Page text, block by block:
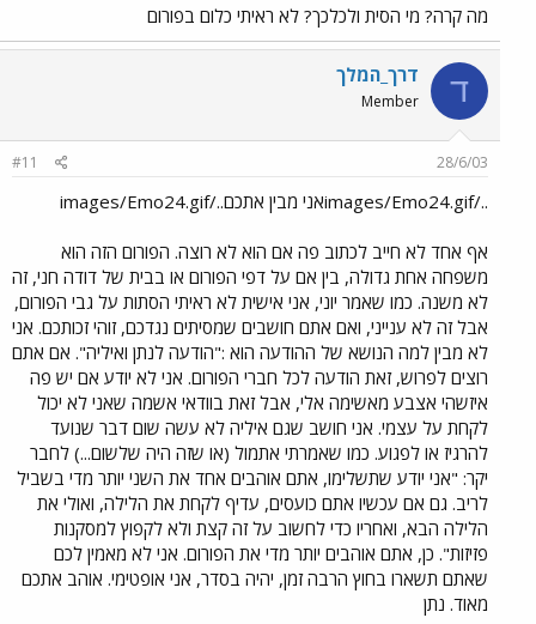
מה קרה? מי הסית ולכלכך? לא ראיתי כלום בפורום
ד דרך_המלך
Member
28/6/03
#11
../images/Emo24.gifאני מבין אתכם../images/Emo24.gif
אף אחד לא חייב לכתוב פה אם הוא לא רוצה. הפורום הזה הוא
משפחה אחת גדולה, בין אם על דפי הפורום או בבית של דודה חני, זה
לא משנה. כמו שאמר יוני, אני אישית לא ראיתי הסתות על גבי הפורום,
אבל זה לא ענייני, ואם אתם חושבים שמסיתים נגדכם, זוהי זכותכם. אני
לא מבין למה הנושא של ההודעה הוא :"הודעה לנתן ואיליה". אם אתם
רוצים לפרוש, זאת הודעה לכל חברי הפורום. אני לא יודע אם יש פה
איזשהי אצבע מאשימה אלי, אבל זאת בוודאי אשמה שאני לא יכול
לקחת על עצמי. אני חושב שגם איליה לא עשה שום דבר שנועד
להרגיז או לפגוע. כמו שאמרתי אתמול (או שזה היה שלשום...) לחבר
יקר: "אני יודע שתשלימו, אתם אוהבים אחד את השני יותר מדי בשביל
לריב. גם אם עכשיו אתם כועסים, עדיף לקחת את הלילה, ואולי את
הלילה הבא, ואחריו כדי לחשוב על זה קצת ולא לקפוץ למסקנות
פזיזות". כן, אתם אוהבים יותר מדי את הפורום. אני לא מאמין לכם
שאתם תשארו בחוץ הרבה זמן, יהיה בסדר, אני אופטימי. אוהב אתכם
מאוד. נתן